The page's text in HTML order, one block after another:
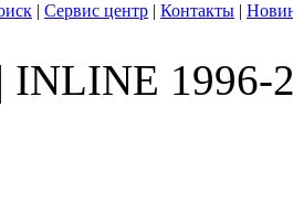
| Сервис центр | Контакты |
| INLINE 1996-